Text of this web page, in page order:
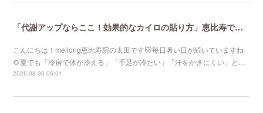
「代謝アップならここ！効果的なカイロの貼り方」恵比寿で口コミNo 1美容鍼灸ならmeilong
こんにちは！meilong恵比寿院の太田です🐱毎日暑い日が続いていますね
🌻夏でも「冷房で体が冷える」「手足が冷たい」「汗をかきにくい」と…
2026.08.06 06:01